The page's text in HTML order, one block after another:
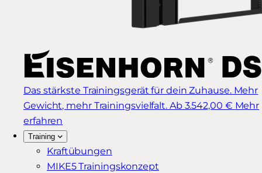
Das stärkste Trainingsgerät für dein Zuhause. Mehr
Gewicht, mehr Trainingsvielfalt. Ab 3.542,00 € Mehr
erfahren
Training
Kraftübungen
MIKE5 Trainingskonzept